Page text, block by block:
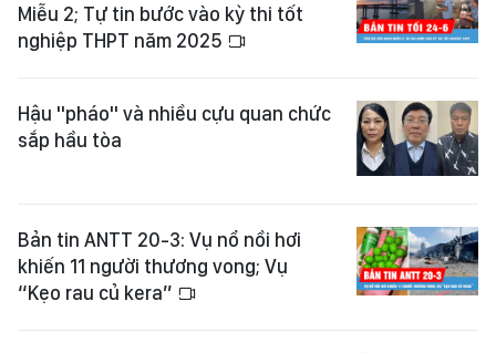
Miễu 2; Tự tin bước vào kỳ thi tốt
nghiệp THPT năm 2025
Hậu "pháo" và nhiều cựu quan chức
sắp hầu tòa
Bản tin ANTT 20-3: Vụ nổ nồi hơi
khiến 11 người thương vong; Vụ
“Kẹo rau củ kera”